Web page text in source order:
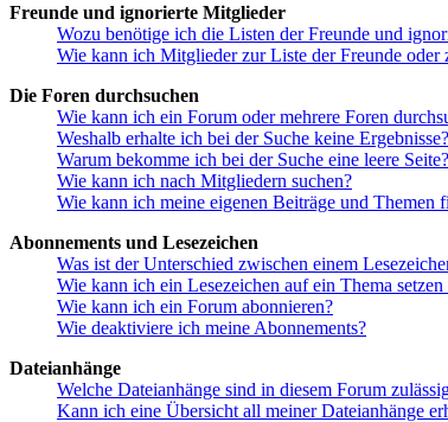
Freunde und ignorierte Mitglieder
Wozu benötige ich die Listen der Freunde und
Wie kann ich Mitglieder zur Liste der Freunde
Die Foren durchsuchen
Wie kann ich ein Forum oder mehrere Foren
Weshalb erhalte ich bei der Suche keine Ergebnisse?
Warum bekomme ich bei der Suche eine leere Seite?
Wie kann ich nach Mitgliedern suchen?
Wie kann ich meine eigenen Beiträge und Themen
Abonnements und Lesezeichen
Was ist der Unterschied zwischen einem
Wie kann ich ein Lesezeichen auf ein Thema
Wie kann ich ein Forum abonnieren?
Wie deaktiviere ich meine Abonnements?
Dateianhänge
Welche Dateianhänge sind in diesem Forum
Kann ich eine Übersicht all meiner Dateianhänge